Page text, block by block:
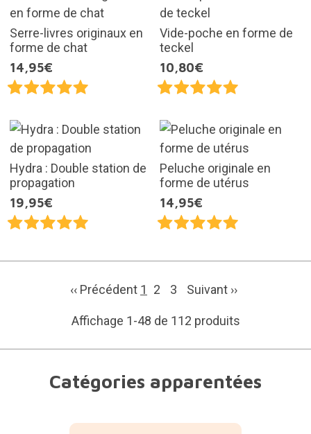
Serre-livres originaux en
forme de chat
14,95€
Vide-poche en forme de
teckel
10,80€
Hydra : Double station de
propagation
19,95€
Peluche originale en
forme de utérus
14,95€
‹‹ Précédent 1 2 3 Suivant ››
Affichage 1-48 de 112 produits
Catégories apparentées